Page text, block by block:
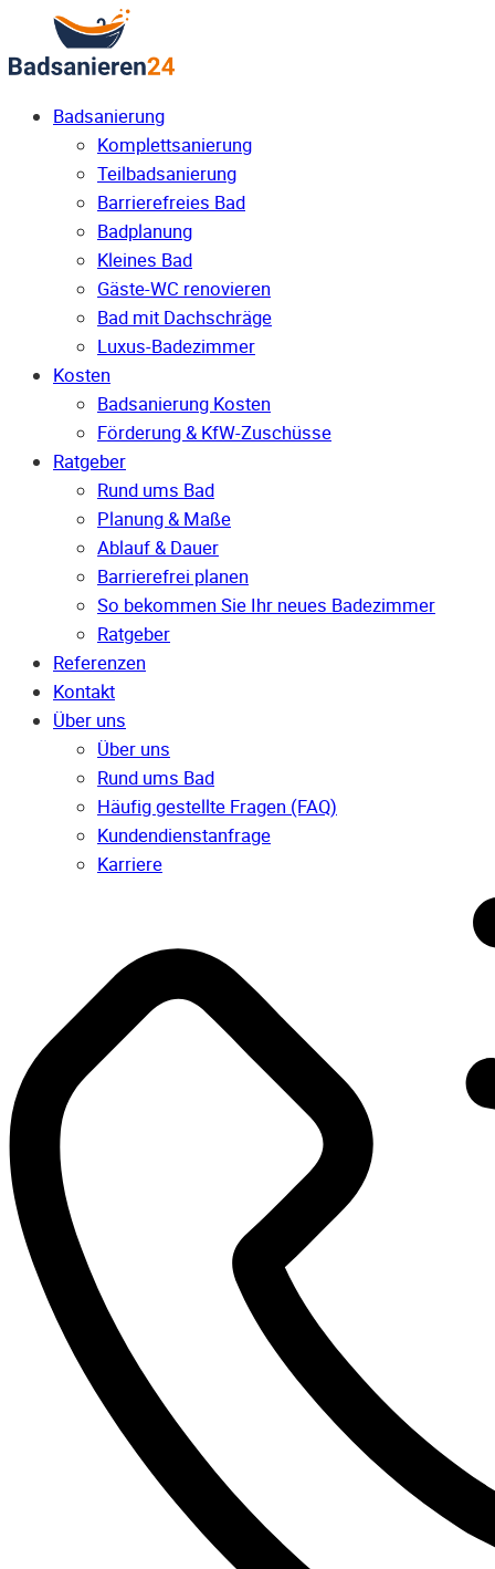
Badsanierung
Komplettsanierung
Teilbadsanierung
Barrierefreies Bad
Badplanung
Kleines Bad
Gäste-WC renovieren
Bad mit Dachschräge
Luxus-Badezimmer
Kosten
Badsanierung Kosten
Förderung & KfW-Zuschüsse
Ratgeber
Rund ums Bad
Planung & Maße
Ablauf & Dauer
Barrierefrei planen
So bekommen Sie Ihr neues Badezimmer
Ratgeber
Referenzen
Kontakt
Über uns
Über uns
Rund ums Bad
Häufig gestellte Fragen (FAQ)
Kunden­dienst­anfrage
Karriere